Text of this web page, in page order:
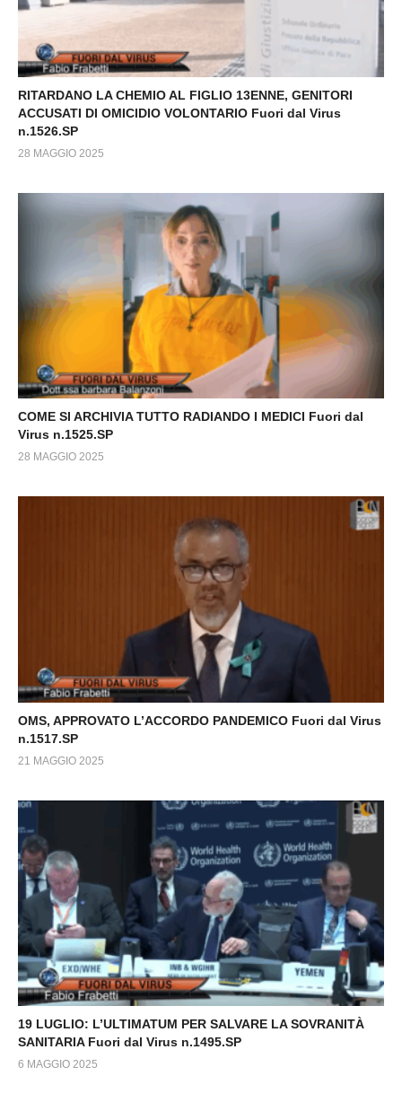
RITARDANO LA CHEMIO AL FIGLIO 13ENNE, GENITORI
ACCUSATI DI OMICIDIO VOLONTARIO Fuori dal Virus
n.1526.SP
28 MAGGIO 2025
COME SI ARCHIVIA TUTTO RADIANDO I MEDICI Fuori dal
Virus n.1525.SP
28 MAGGIO 2025
OMS, APPROVATO L’ACCORDO PANDEMICO Fuori dal Virus
n.1517.SP
21 MAGGIO 2025
19 LUGLIO: L’ULTIMATUM PER SALVARE LA SOVRANITÀ
SANITARIA Fuori dal Virus n.1495.SP
6 MAGGIO 2025